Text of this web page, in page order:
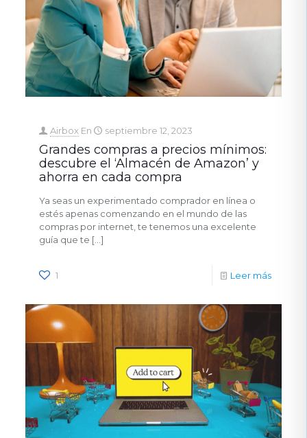
Airbox En septiembre 12, 2023
Grandes compras a precios mínimos:
descubre el ‘Almacén de Amazon’ y
ahorra en cada compra
Ya seas un experimentado comprador en línea o
estés apenas comenzando en el mundo de las
compras por internet, te tenemos una excelente
guía que te […]
1 Leer más